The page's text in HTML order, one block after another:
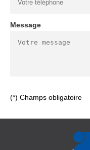
Message
(*) Champs obligatoire